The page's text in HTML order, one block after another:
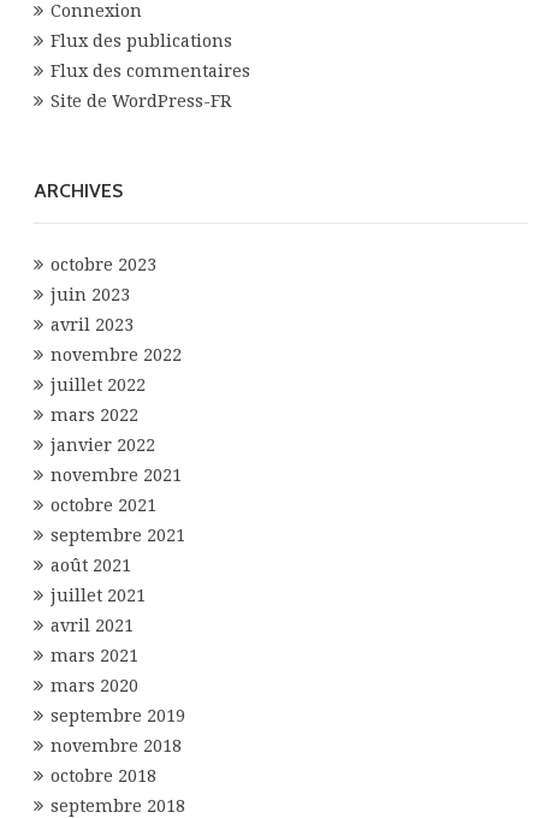
Connexion
Flux des publications
Flux des commentaires
Site de WordPress-FR
ARCHIVES
octobre 2023
juin 2023
avril 2023
novembre 2022
juillet 2022
mars 2022
janvier 2022
novembre 2021
octobre 2021
septembre 2021
août 2021
juillet 2021
avril 2021
mars 2021
mars 2020
septembre 2019
novembre 2018
octobre 2018
septembre 2018